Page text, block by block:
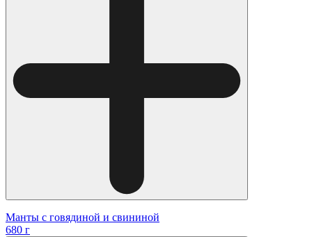
Манты с говядиной и свининой
680 г